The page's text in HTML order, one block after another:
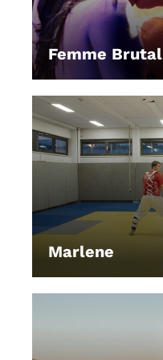
Femme Brutal
LEIHEN
Marlene
LEIHEN